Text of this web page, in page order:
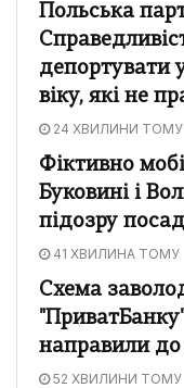
Польська
депортувати
віку, які не
24 ХВИЛИНИ ТОМУ
Фіктивно
Буковині і
підозру
41 ХВИЛИНА ТОМУ
Схема
направили
52 ХВИЛИНИ ТОМУ